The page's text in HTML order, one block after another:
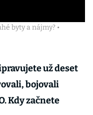
byty a nájmy? •
už deset
bojovali
Kdy začnete